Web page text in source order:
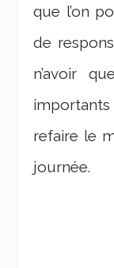
que l’on
de
n’avoir
refaire le
journée.